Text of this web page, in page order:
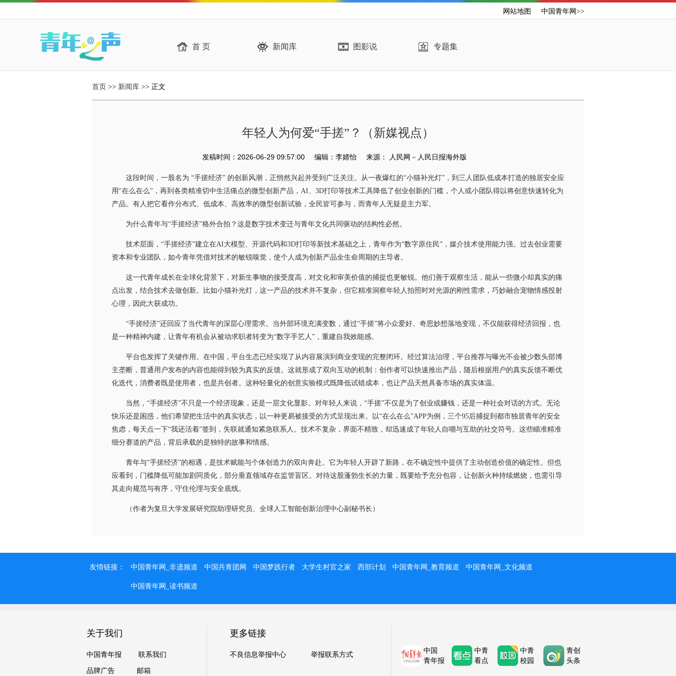
网站地图 中国青年网>>
首 页 新闻库 图影说 专题集
首页 >> 新闻库 >> 正文
年轻人为何爱“手搓”？（新媒视点）
发稿时间：2026-06-29 09:57:00 编辑：李婧怡 来源： 人民网－人民日报海外版
这段时间，一股名为 “手搓经济” 的创新风潮，正悄然兴起并受到广泛关注。从一夜爆红的“小猫补光灯”，到三人团队低成本打造的独居安全应
用“在么在么”，再到各类精准切中生活痛点的微型创新产品，AI、3D打印等技术工具降低了创业创新的门槛，个人或小团队得以将创意快速转化为
产品。有人把它看作分布式、低成本、高效率的微型创新试验，全民皆可参与，而青年人无疑是主力军。
为什么青年与“手搓经济”格外合拍？这是数字技术变迁与青年文化共同驱动的结构性必然。
技术层面，“手搓经济”建立在AI大模型、开源代码和3D打印等新技术基础之上，青年作为“数字原住民”，媒介技术使用能力强。过去创业需要
资本和专业团队，如今青年凭借对技术的敏锐嗅觉，使个人成为创新产品全生命周期的主导者。
这一代青年成长在全球化背景下，对新生事物的接受度高，对文化和审美价值的捕捉也更敏锐。他们善于观察生活，能从一些微小却真实的痛
点出发，结合技术去做创新。比如小猫补光灯，这一产品的技术并不复杂，但它精准洞察年轻人拍照时对光源的刚性需求，巧妙融合宠物情感投射
心理，因此大获成功。
“手搓经济”还回应了当代青年的深层心理需求。当外部环境充满变数，通过“手搓”将小众爱好、奇思妙想落地变现，不仅能获得经济回报，也
是一种精神内建，让青年有机会从被动求职者转变为“数字手艺人”，重建自我效能感。
平台也发挥了关键作用。在中国，平台生态已经实现了从内容展演到商业变现的完整闭环。经过算法治理，平台推荐与曝光不会被少数头部博
主垄断，普通用户发布的内容也能得到较为真实的反馈。这就形成了双向互动的机制：创作者可以快速推出产品，随后根据用户的真实反馈不断优
化迭代，消费者既是使用者，也是共创者。这种轻量化的创意实验模式既降低试错成本，也让产品天然具备市场的真实体温。
当然，“手搓经济”不只是一个经济现象，还是一层文化显影。对年轻人来说，“手搓”不仅是为了创业或赚钱，还是一种社会对话的方式。无论
快乐还是困惑，他们希望把生活中的真实状态，以一种更易被接受的方式呈现出来。以“在么在么”APP为例，三个95后捕捉到都市独居青年的安全
焦虑，每天点一下“我还活着”签到，失联就通知紧急联系人。技术不复杂，界面不精致，却迅速成了年轻人自嘲与互助的社交符号。这些瞄准精准
细分赛道的产品，背后承载的是独特的故事和情感。
青年与“手搓经济”的相遇，是技术赋能与个体创造力的双向奔赴。它为年轻人开辟了新路，在不确定性中提供了主动创造价值的确定性。但也
应看到，门槛降低可能加剧同质化，部分垂直领域存在监管盲区。对待这股蓬勃生长的力量，既要给予充分包容，让创新火种持续燃烧，也需引导
其走向规范与有序，守住伦理与安全底线。
（作者为复旦大学发展研究院助理研究员、全球人工智能创新治理中心副秘书长）
友情链接： 中国青年网_非遗频道 中国共青团网 中国梦践行者 大学生村官之家 西部计划 中国青年网_教育频道 中国青年网_文化频道
中国青年网_读书频道
关于我们
中国青年报
联系我们
品牌广告
邮箱
更多链接
不良信息举报中心 举报联系方式
中国
青年报
中青
看点
中青
校园
青创
头条